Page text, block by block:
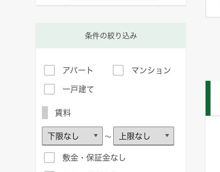
条件の絞り込み
アパート マンション
一戸建て
賃料
～
敷金・保証金なし